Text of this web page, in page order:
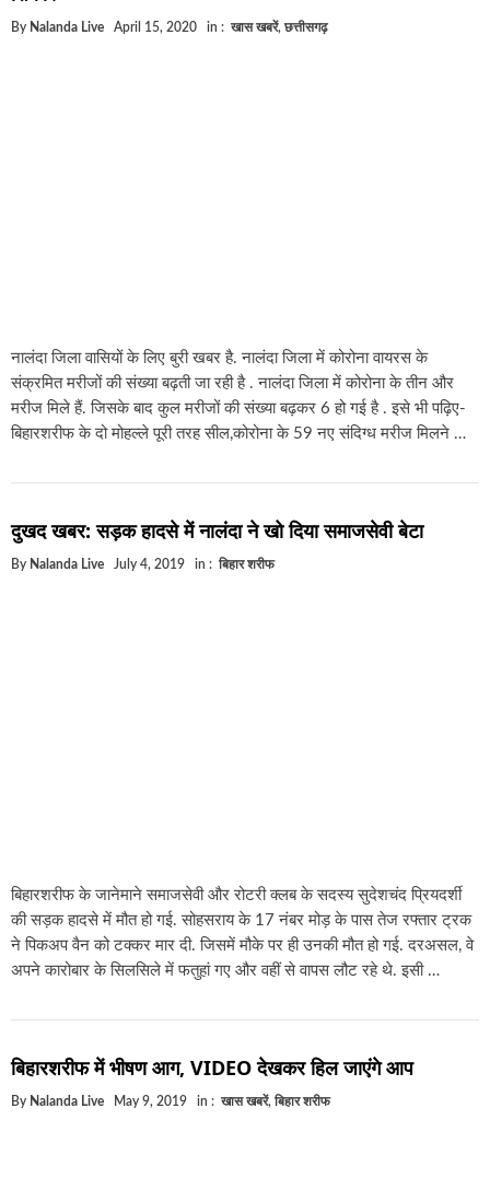
By Nalanda Live April 15, 2020 in : खास खबरें, छत्तीसगढ़
नालंदा जिला वासियों के लिए बुरी खबर है. नालंदा जिला में कोरोना वायरस के
संक्रमित मरीजों की संख्या बढ़ती जा रही है . नालंदा जिला में कोरोना के तीन और
मरीज मिले हैं. जिसके बाद कुल मरीजों की संख्या बढ़कर 6 हो गई है . इसे भी पढ़िए-
बिहारशरीफ के दो मोहल्ले पूरी तरह सील,कोरोना के 59 नए संदिग्ध मरीज मिलने …
दुखद खबर: सड़क हादसे में नालंदा ने खो दिया समाजसेवी बेटा
By Nalanda Live July 4, 2019 in : बिहार शरीफ
बिहारशरीफ के जानेमाने समाजसेवी और रोटरी क्लब के सदस्य सुदेशचंद प्रियदर्शी
की सड़क हादसे में मौत हो गई. सोहसराय के 17 नंबर मोड़ के पास तेज रफ्तार ट्रक
ने पिकअप वैन को टक्कर मार दी. जिसमें मौके पर ही उनकी मौत हो गई. दरअसल, वे
अपने कारोबार के सिलसिले में फतुहां गए और वहीं से वापस लौट रहे थे. इसी …
बिहारशरीफ में भीषण आग, VIDEO देखकर हिल जाएंगे आप
By Nalanda Live May 9, 2019 in : खास खबरें, बिहार शरीफ